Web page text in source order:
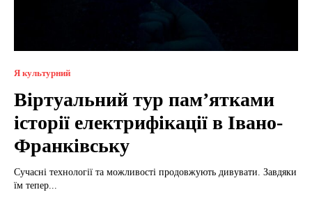
Я культурний
Віртуальний тур пам’ятками
історії електрифікації в Івано-
Франківську
Сучасні технології та можливості продовжують дивувати. Завдяки
їм тепер...